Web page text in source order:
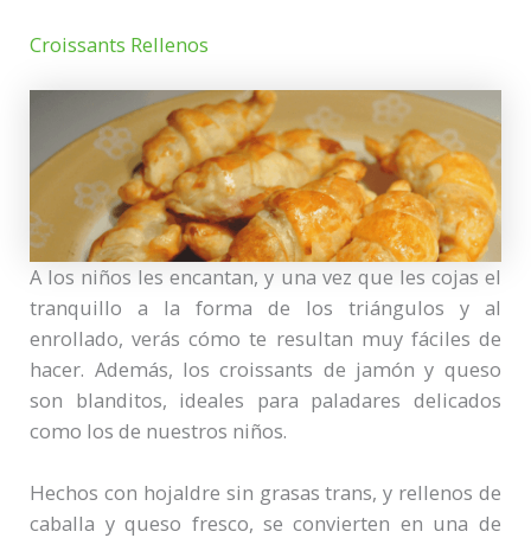
Croissants Rellenos
A los niños les encantan, y una vez que les cojas el
tranquillo a la forma de los triángulos y al
enrollado, verás cómo te resultan muy fáciles de
hacer. Además, los croissants de jamón y queso
son blanditos, ideales para paladares delicados
como los de nuestros niños.
Hechos con hojaldre sin grasas trans, y rellenos de
caballa y queso fresco, se convierten en una de